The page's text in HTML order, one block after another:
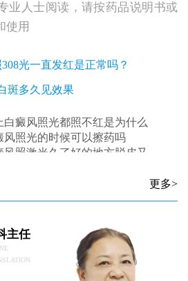
业人士阅读，请按药品说明书或
使用
光一直发红是正常吗？
斑多久见效果
风照光的时候可以擦药吗
照激光久了好的地方脱皮又白了怎么办
照光很长时间了就是不见好 白癜风医生指点你
更多>
主任